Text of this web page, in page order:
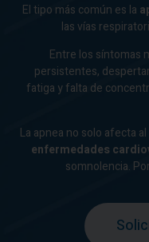
El tipo más común es la
las vías
Entre los síntomas
persistentes,
fatiga y falta de
La apnea no solo afecta
enfermedades
somnolencia.